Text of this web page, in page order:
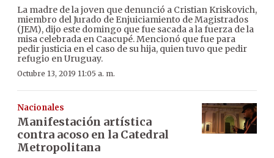
La madre de la joven que denunció a Cristian Kriskovich,
miembro del Jurado de Enjuiciamiento de Magistrados
(JEM), dijo este domingo que fue sacada a la fuerza de la
misa celebrada en Caacupé. Mencionó que fue para
pedir justicia en el caso de su hija, quien tuvo que pedir
refugio en Uruguay.
Octubre 13, 2019 11:05 a. m.
Nacionales
Manifestación artística
contra acoso en la Catedral
Metropolitana